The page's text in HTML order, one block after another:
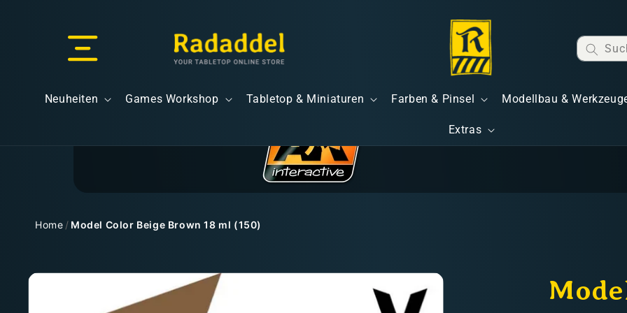
Neuheiten Games Workshop Tabletop & Miniaturen Farben & Pinsel Modellbau &
Extras
Home / Model Color Beige Brown 18 ml (150)
Zu
Kostenloser Versand